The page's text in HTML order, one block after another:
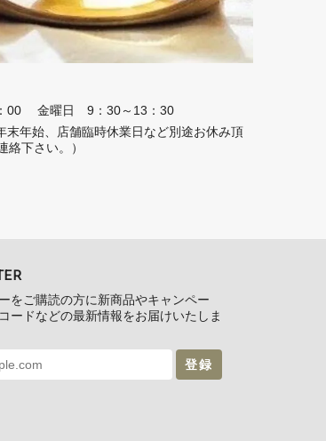
00 金曜日 9：30～13：30
末年始、店舗臨時休業日など別途お休み頂
絡下さい。）
をご購読の方に新商品やキャンペー
ードなどの最新情報をお届けいたしま
登録